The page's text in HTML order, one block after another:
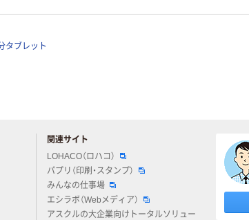
タブレット
関連サイト
LOHACO（ロハコ）
パプリ（印刷・スタンプ）
みんなの仕事場
エシラボ（Webメディア）
アスクルの大企業向けトータルソリュー